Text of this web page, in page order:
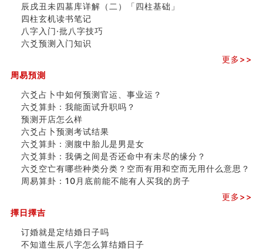
辰戌丑未四墓库详解（二）「四柱基础」
四柱玄机读书笔记
八字入门·批八字技巧
六爻预测入门知识
更多>>
周易預測
六爻占卜中如何预测官运、事业运？
六爻算卦：我能面试升职吗？
预测开店怎么样
六爻占卜预测考试结果
六爻算卦：测腹中胎儿是男是女
六爻算卦：我俩之间是否还命中有未尽的缘分？
六爻空亡有哪些种类分类？空而有用和空而无用什么意思？
周易算卦：10月底前能不能有人买我的房子
更多>>
擇日擇吉
订婚就是定结婚日子吗
不知道生辰八字怎么算结婚日子